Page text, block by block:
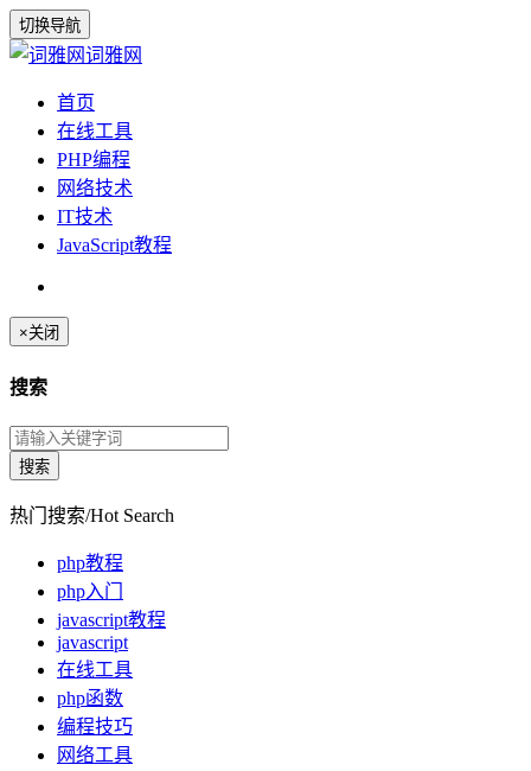
切换导航
词雅网
首页
在线工具
PHP编程
网络技术
IT技术
JavaScript教程
×关闭
搜索
热门搜索/Hot Search
php教程
php入门
javascript教程
javascript
在线工具
php函数
编程技巧
网络工具